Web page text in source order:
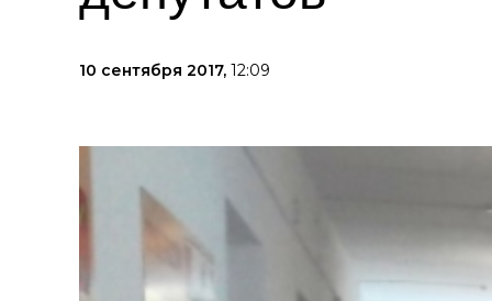
10 сентября 2017, 12:09